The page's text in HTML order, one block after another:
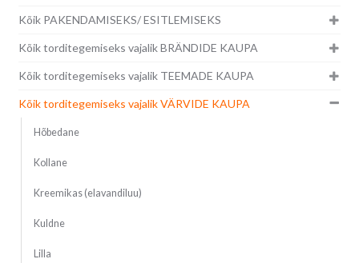
Kõik PAKENDAMISEKS/ ESITLEMISEKS
Kõik torditegemiseks vajalik BRÄNDIDE KAUPA
Kõik torditegemiseks vajalik TEEMADE KAUPA
Kõik torditegemiseks vajalik VÄRVIDE KAUPA
Hõbedane
Kollane
Kreemikas (elavandiluu)
Kuldne
Lilla